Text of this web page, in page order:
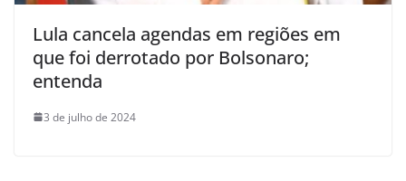
Lula cancela agendas em regiões em
que foi derrotado por Bolsonaro;
entenda
3 de julho de 2024